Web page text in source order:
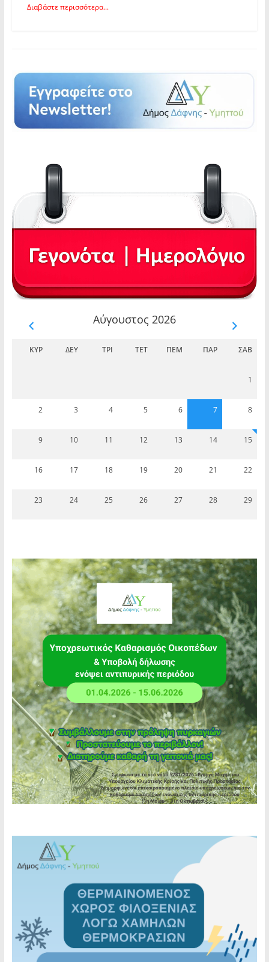
Διαβάστε περισσότερα...
Αύγουστος 2026
ΚΥΡ ΔΕΥ ΤΡΊ ΤΕΤ ΠΈΜ ΠΑΡ ΣΆΒ
1
2 3 4 5 6 7 8
9 10 11 12 13 14 15
16 17 18 19 20 21 22
23 24 25 26 27 28 29